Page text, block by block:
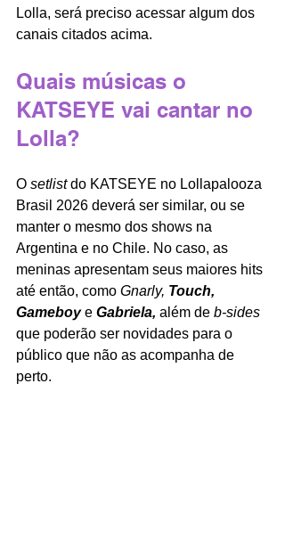
Lolla, será preciso acessar algum dos
canais citados acima.
Quais músicas o
KATSEYE vai cantar no
Lolla?
O setlist do KATSEYE no Lollapalooza
Brasil 2026 deverá ser similar, ou se
manter o mesmo dos shows na
Argentina e no Chile. No caso, as
meninas apresentam seus maiores hits
até então, como Gnarly, Touch,
Gameboy e Gabriela, além de b-sides
que poderão ser novidades para o
público que não as acompanha de
perto.